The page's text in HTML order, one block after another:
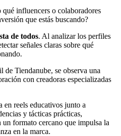
influencers o colaboradores
que estás buscando?
de todos. Al analizar los perfiles
señales claras sobre qué
Tiendanube, se observa una
con creadoras especializadas
en reels educativos junto a
y tácticas prácticas,
formato cercano que impulsa la
en la marca.